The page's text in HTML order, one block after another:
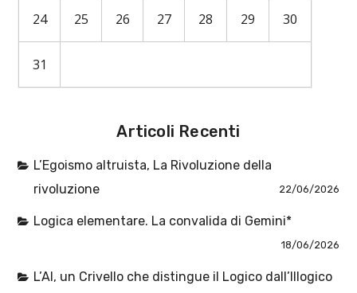
24 25 26 27 28 29 30
31
Articoli Recenti
L’Egoismo altruista, La Rivoluzione della
rivoluzione
22/06/2026
Logica elementare. La convalida di Gemini*
18/06/2026
L’AI, un Crivello che distingue il Logico dall’Illogico